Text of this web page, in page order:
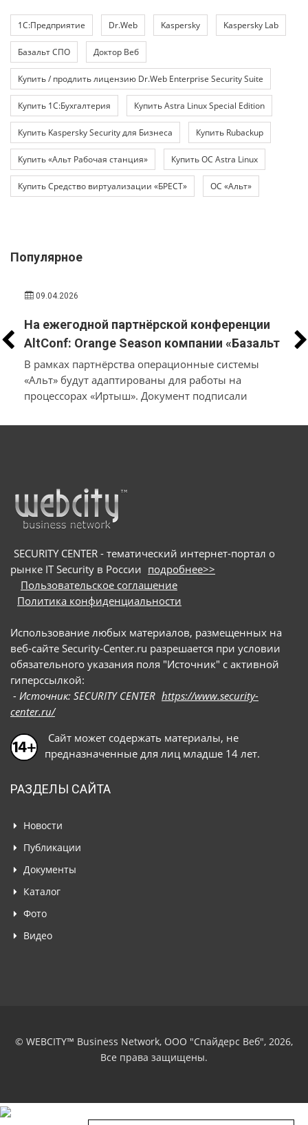
1С:Предприятие Dr.Web Kaspersky Kaspersky Lab
Базальт СПО Доктор Веб
Купить / продлить лицензию Dr.Web Enterprise Security Suite
Купить 1С:Бухгалтерия Купить Astra Linux Special Edition
Купить Kaspersky Security для Бизнеса Купить Rubackup
Купить «Альт Рабочая станция» Купить ОС Astra Linux
Купить Средство виртуализации «БРЕСТ» ОС «Альт»
Популярное
09.04.2026
На ежегодной партнёрской конференции
AltConf: Orange Season компании «Базальт
СПО» и «Трамплин Электроникс» объявили
о заключении соглашения о
технологическом сотрудничестве
В рамках партнёрства операционные системы
«Альт» будут адаптированы для работы на
процессорах «Иртыш». Документ подписали
ПО на собственной платформе и разработчики
SECURITY CENTER - тематический интернет-портал о
рынке IT Security в России подробнее>>
Пользовательское соглашение
Политика конфиденциальности
Использование любых материалов, размещенных на
веб-сайте Security-Center.ru разрешается при условии
обязательного указания поля "Источник" с активной
гиперссылкой:
- Источник: SECURITY CENTER https://www.security-
center.ru/
Сайт может содержать материалы, не
предназначенные для лиц младше 14 лет.
РАЗДЕЛЫ САЙТА
Новости
Публикации
Документы
Каталог
Фото
Видео
© WEBCITY™ Business Network, ООО "Спайдерс Веб", 2026,
Все права защищены.